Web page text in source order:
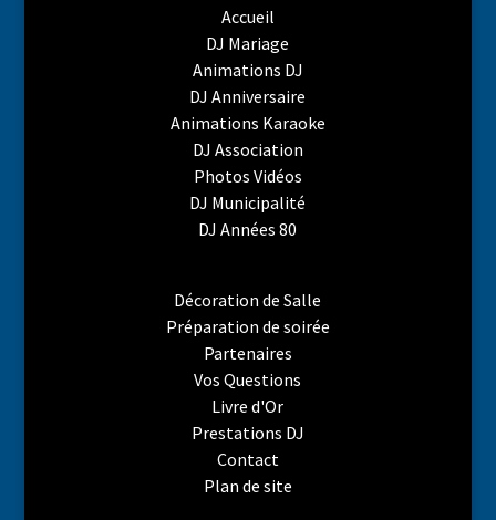
Accueil
DJ Mariage
Animations DJ
DJ Anniversaire
Animations Karaoke
DJ Association
Photos Vidéos
DJ Municipalité
DJ Années 80
Décoration de Salle
Préparation de soirée
Partenaires
Vos Questions
Livre d'Or
Prestations DJ
Contact
Plan de site